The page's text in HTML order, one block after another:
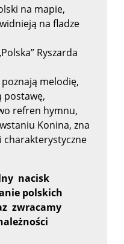
na mapie,
na fladze
Ryszarda
poznają melodię,
postawę,
refren hymnu,
Konina, zna
charakterystyczne
nacisk
polskich
zwracamy